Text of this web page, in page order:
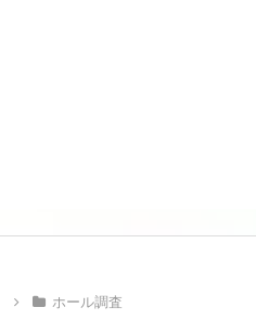
ホール調査